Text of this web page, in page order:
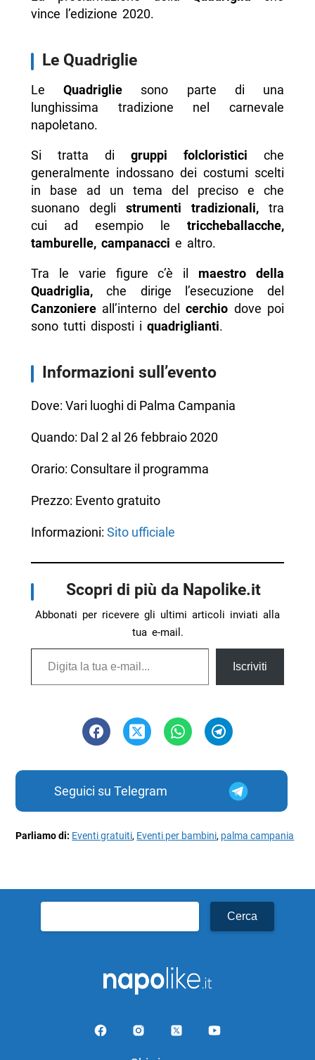
vince l’edizione 2020.
Le Quadriglie
LeQuadriglie sono parte di una
lunghissima tradizione nel carnevale
napoletano.
Si tratta digruppi folcloristici che
generalmente indossano dei costumi scelti
in base ad un tema del preciso e che
suonano degli strumenti tradizionali, tra
cui ad esempio letriccheballacche,
tamburelle, campanacci e altro.
Tra le varie figure c’è il maestro della
Quadriglia,che dirige l’esecuzione del
Canzoniereall’interno delcerchio dove poi
sono tutti disposti i quadriglianti.
Informazioni sull’evento
Dove: Vari luoghi di Palma Campania
Quando: Dal 2 al 26 febbraio 2020
Orario: Consultare il programma
Prezzo: Evento gratuito
Informazioni: Sito ufficiale
Scopri di più da Napolike.it
Abbonati per ricevere gli ultimi articoli inviati alla
tua e-mail.
Digita la tua e-mail...
Iscriviti
Seguici su Telegram
Parliamo di: Eventi gratuiti, Eventi per bambini, palma campania
per: